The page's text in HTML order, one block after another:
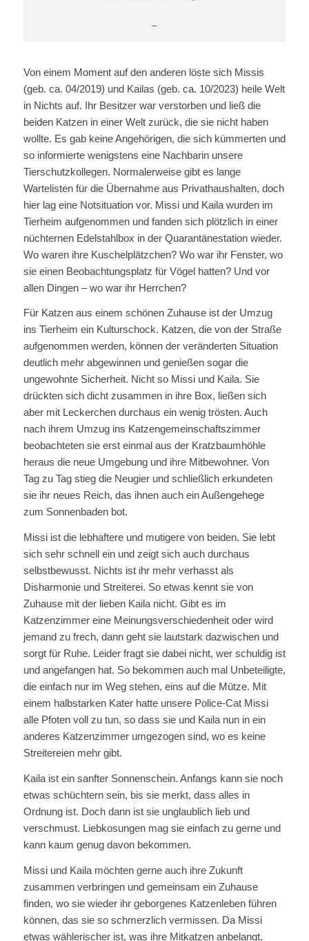
–
Von einem Moment auf den anderen löste sich Missis
(geb. ca. 04/2019) und Kailas (geb. ca. 10/2023) heile Welt
in Nichts auf. Ihr Besitzer war verstorben und ließ die
beiden Katzen in einer Welt zurück, die sie nicht haben
wollte. Es gab keine Angehörigen, die sich kümmerten und
so informierte wenigstens eine Nachbarin unsere
Tierschutzkollegen. Normalerweise gibt es lange
Wartelisten für die Übernahme aus Privathaushalten, doch
hier lag eine Notsituation vor. Missi und Kaila wurden im
Tierheim aufgenommen und fanden sich plötzlich in einer
nüchternen Edelstahlbox in der Quarantänestation wieder.
Wo waren ihre Kuschelplätzchen? Wo war ihr Fenster, wo
sie einen Beobachtungsplatz für Vögel hatten? Und vor
allen Dingen – wo war ihr Herrchen?
Für Katzen aus einem schönen Zuhause ist der Umzug
ins Tierheim ein Kulturschock. Katzen, die von der Straße
aufgenommen werden, können der veränderten Situation
deutlich mehr abgewinnen und genießen sogar die
ungewohnte Sicherheit. Nicht so Missi und Kaila. Sie
drückten sich dicht zusammen in ihre Box, ließen sich
aber mit Leckerchen durchaus ein wenig trösten. Auch
nach ihrem Umzug ins Katzengemeinschaftszimmer
beobachteten sie erst einmal aus der Kratzbaumhöhle
heraus die neue Umgebung und ihre Mitbewohner. Von
Tag zu Tag stieg die Neugier und schließlich erkundeten
sie ihr neues Reich, das ihnen auch ein Außengehege
zum Sonnenbaden bot.
Missi ist die lebhaftere und mutigere von beiden. Sie lebt
sich sehr schnell ein und zeigt sich auch durchaus
selbstbewusst. Nichts ist ihr mehr verhasst als
Disharmonie und Streiterei. So etwas kennt sie von
Zuhause mit der lieben Kaila nicht. Gibt es im
Katzenzimmer eine Meinungsverschiedenheit oder wird
jemand zu frech, dann geht sie lautstark dazwischen und
sorgt für Ruhe. Leider fragt sie dabei nicht, wer schuldig ist
und angefangen hat. So bekommen auch mal Unbeteiligte,
die einfach nur im Weg stehen, eins auf die Mütze. Mit
einem halbstarken Kater hatte unsere Police-Cat Missi
alle Pfoten voll zu tun, so dass sie und Kaila nun in ein
anderes Katzenzimmer umgezogen sind, wo es keine
Streitereien mehr gibt.
Kaila ist ein sanfter Sonnenschein. Anfangs kann sie noch
etwas schüchtern sein, bis sie merkt, dass alles in
Ordnung ist. Doch dann ist sie unglaublich lieb und
verschmust. Liebkosungen mag sie einfach zu gerne und
kann kaum genug davon bekommen.
Missi und Kaila möchten gerne auch ihre Zukunft
zusammen verbringen und gemeinsam ein Zuhause
finden, wo sie wieder ihr geborgenes Katzenleben führen
können, das sie so schmerzlich vermissen. Da Missi
etwas wählerischer ist, was ihre Mitkatzen anbelangt,